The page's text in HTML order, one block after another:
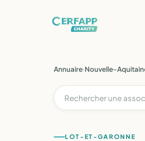
Annuaire›Nouvelle-
LOT-ET-GARONNE